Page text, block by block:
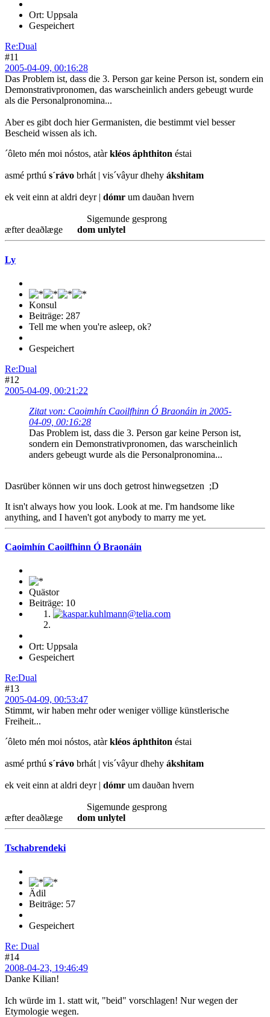
Ort: Uppsala
Gespeichert
Re:Dual
#11
2005-04-09, 00:16:28
Das Problem ist, dass die 3. Person gar keine Person ist, sondern ein
Demonstrativpronomen, das warscheinlich anders gebeugt wurde
als die Personalpronomina...
Aber es gibt doch hier Germanisten, die bestimmt viel besser
Bescheid wissen als ich.
´ôleto mén moi nóstos, atàrkléos áphthiton éstai
asmé prthú s´rávo brhát | vis´vâyur dhehy ákshitam
ek veit einn at aldri deyr | dómr um dauðan hvern
Sigemunde gesprong
æfter deaðlæge dom unlytel
Ly
Konsul
Beiträge: 287
Tell me when you're asleep, ok?
Gespeichert
Re:Dual
#12
2005-04-09, 00:21:22
Zitat von: Caoimhín Caoilfhinn Ó Braonáin in 2005-
04-09, 00:16:28
Das Problem ist, dass die 3. Person gar keine Person ist,
sondern ein Demonstrativpronomen, das warscheinlich
anders gebeugt wurde als die Personalpronomina...
Dasrüber können wir uns doch getrost hinwegsetzen ;D
It isn't always how you look. Look at me. I'm handsome like
anything, and I haven't got anybody to marry me yet.
Caoimhín Caoilfhinn Ó Braonáin
Quästor
Beiträge: 10
Ort: Uppsala
Gespeichert
Re:Dual
#13
2005-04-09, 00:53:47
Stimmt, wir haben mehr oder weniger völlige künstlerische
Freiheit...
´ôleto mén moi nóstos, atàrkléos áphthiton éstai
asmé prthú s´rávo brhát | vis´vâyur dhehy ákshitam
ek veit einn at aldri deyr | dómr um dauðan hvern
Sigemunde gesprong
æfter deaðlæge dom unlytel
Tschabrendeki
Ädil
Beiträge: 57
Gespeichert
Re: Dual
#14
2008-04-23, 19:46:49
Danke Kilian!
Ich würde im 1. statt wit, "beid" vorschlagen! Nur wegen der
Etymologie wegen.